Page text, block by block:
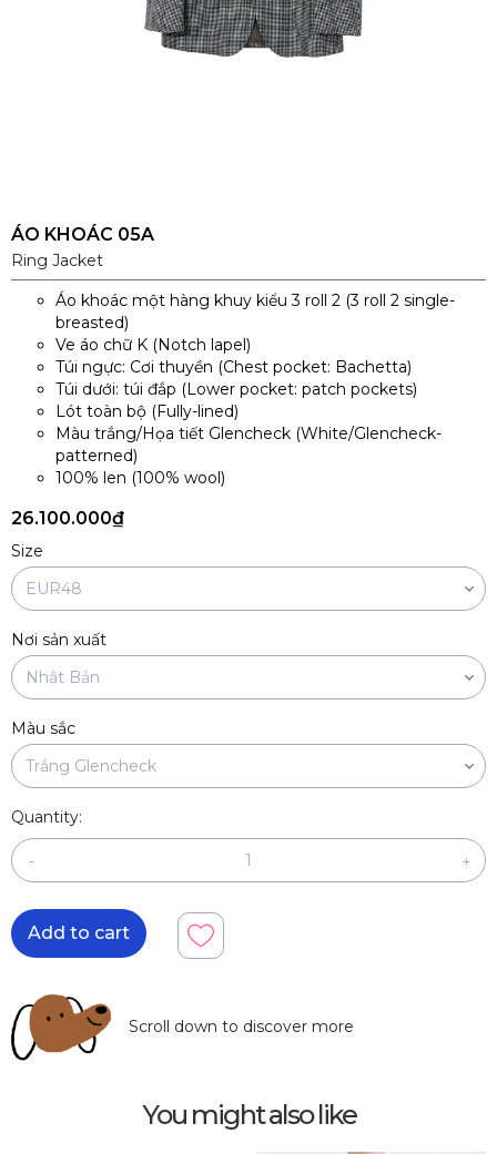
ÁO KHOÁC 05A
Ring Jacket
Áo khoác một hàng khuy kiểu 3 roll 2 (3 roll 2 single-
breasted)
Ve áo chữ K (Notch lapel)
Túi ngực: Cơi thuyền (Chest pocket: Bachetta)
Túi dưới: túi đắp (Lower pocket: patch pockets)
Lót toàn bộ (Fully-lined)
Màu trắng/Họa tiết Glencheck (White/Glencheck-
patterned)
100% len (100% wool)
26.100.000₫
Size
Nơi sản xuất
Màu sắc
Quantity:
- +
Add to cart
Scroll down to discover more
You might also like